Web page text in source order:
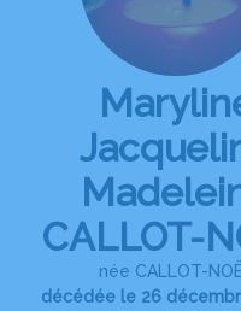
CALLOT-
née CALLOT-
décédée le 26